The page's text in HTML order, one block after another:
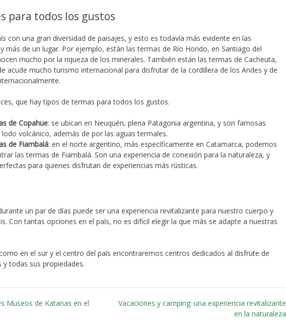
para todos los gustos
con una gran diversidad de paisajes, y esto es todavía más evidente en las
más de un lugar. Por ejemplo, están las termas de Río Hondo, en Santiago del
mucho por la riqueza de los minerales. También están las termas de Cacheuta,
acude mucho turismo internacional para disfrutar de la cordillera de los Andes y de
que hay tipos de termas para todos los gustos.
de Copahue: se ubican en Neuquén, plena Patagonia argentina, y son famosas
lodo volcánico, además de por las aguas termales.
de Fiambalá: en el norte argentino, más específicamente en Catamarca, podemos
las termas de Fiambalá. Son una experiencia de conexión para la naturaleza, y
para quienes disfrutan de experiencias más rústicas.
un par de días puede ser una experiencia revitalizante para nuestro cuerpo y
Con tantas opciones en el país, no es difícil elegir la que más se adapte a nuestras
en el sur y el centro del país encontraremos centros dedicados al disfrute de
y todas sus propiedades.
Museos de Katanas en el
Vacaciones y camping: una experiencia revitalizante
en la naturaleza